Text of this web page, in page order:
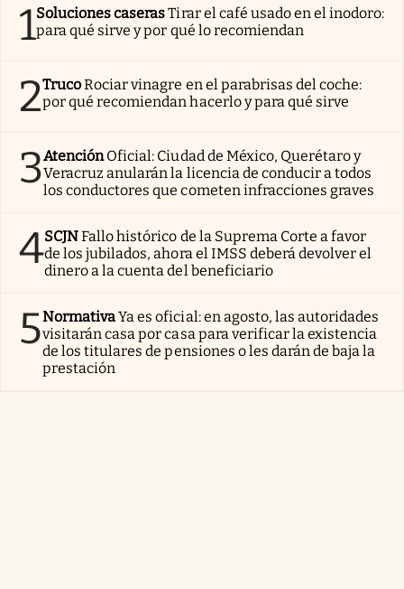
1Soluciones caserasTirar el café usado en el inodoro:
para qué sirve y por qué lo recomiendan
2TrucoRociar vinagre en el parabrisas del coche:
por qué recomiendan hacerlo y para qué sirve
3AtenciónOficial: Ciudad de México, Querétaro y
Veracruz anularán la licencia de conducir a todos
los conductores que cometen infracciones graves
4SCJNFallo histórico de la Suprema Corte a favor
de los jubilados, ahora el IMSS deberá devolver el
dinero a la cuenta del beneficiario
5NormativaYa es oficial: en agosto, las autoridades
visitarán casa por casa para verificar la existencia
de los titulares de pensiones o les darán de baja la
prestación